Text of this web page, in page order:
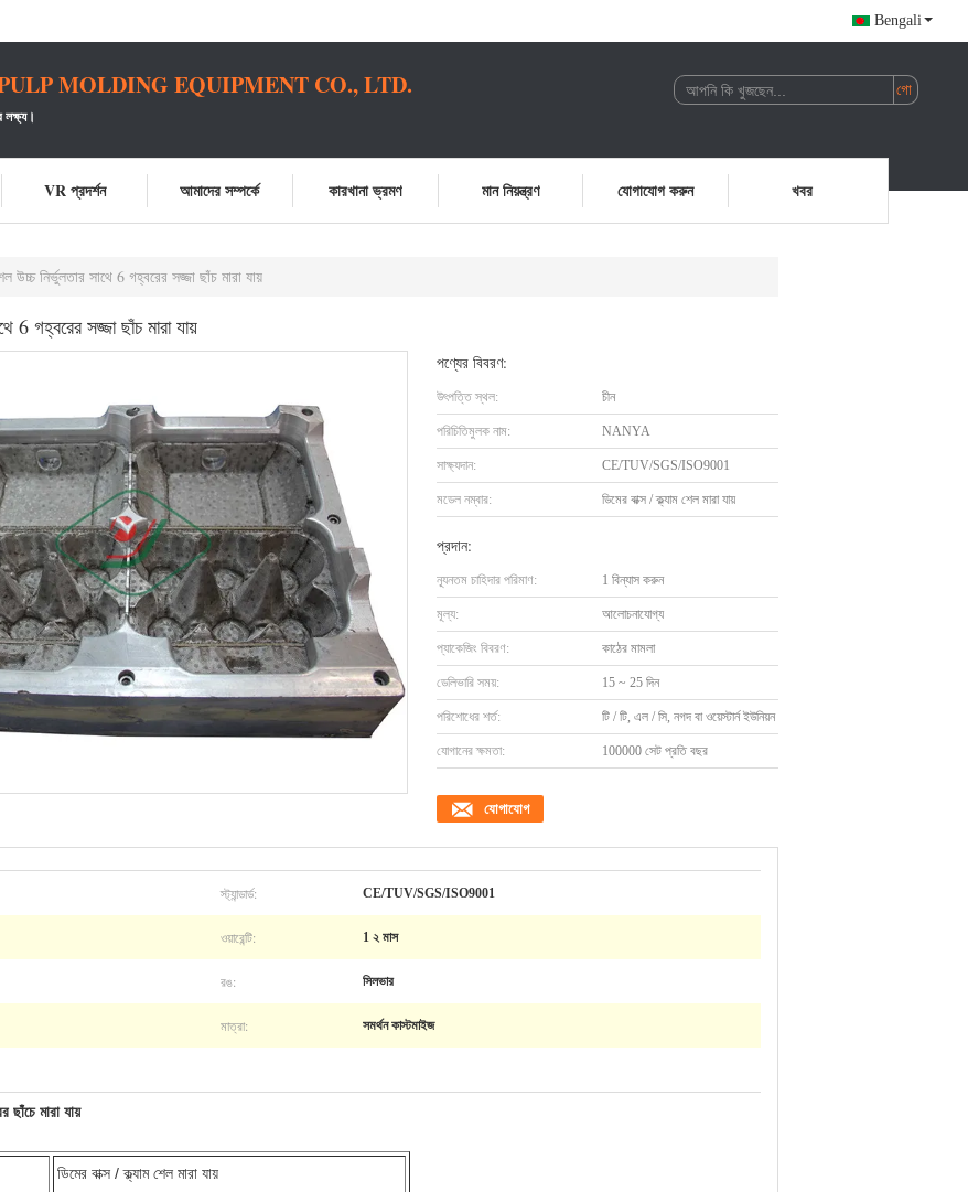
Bengali
MOLDING EQUIPMENT CO., LTD.
লক্ষ্য।
VR প্রদর্শন আমাদের সম্পর্কে কারখানা ভ্রমণ মান নিয়ন্ত্রণ যোগাযোগ করুন খবর
উচ্চ নির্ভুলতার সাথে 6 গহ্বরের সজ্জা ছাঁচ মারা যায়
6 গহ্বরের সজ্জা ছাঁচ মারা যায়
পণ্যের বিবরণ:
উৎপত্তি স্থল: চীন
পরিচিতিমুলক নাম: NANYA
সাক্ষ্যদান: CE/TUV/SGS/ISO9001
মডেল নম্বার: ডিমের বাক্স / ক্ল্যাম শেল মারা যায়
প্রদান:
ন্যূনতম চাহিদার পরিমাণ: 1 বিন্যাস করুন
মূল্য: আলোচনাযোগ্য
প্যাকেজিং বিবরণ: কাঠের মামলা
ডেলিভারি সময়: 15 ~ 25 দিন
পরিশোধের শর্ত: টি / টি, এল / সি, নগদ বা ওয়েস্টার্ন ইউনিয়ন
যোগানের ক্ষমতা: 100000 সেট প্রতি বছর
যোগাযোগ
স্ট্যান্ডার্ড: CE/TUV/SGS/ISO9001
ওয়ারেন্টি: 1 ২ মাস
রঙ: সিলভার
মাত্রা: সমর্থন কাস্টমাইজ
ছাঁচে মারা যায়
ডিমের বাক্স / ক্ল্যাম শেল মারা যায়